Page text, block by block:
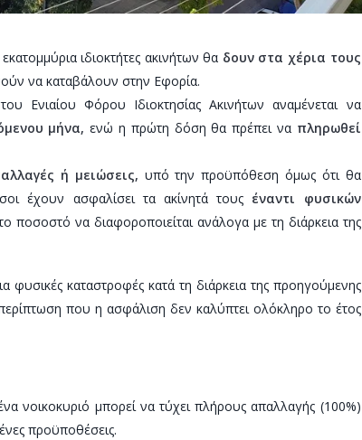
ιδιοκτήτες ακινήτων θα δουν στα χέρια τους
να καταβάλουν στην Εφορία.
Ενιαίου Φόρου Ιδιοκτησίας Ακινήτων αναμένεται να
μήνα, ενώ η πρώτη δόση θα πρέπει να πληρωθεί
ή μειώσεις, υπό την προϋπόθεση όμως ότι θα
έχουν ασφαλίσει τα ακίνητά τους έναντι φυσικών
ποσοστό να διαφοροποιείται ανάλογα με τη διάρκεια της
φυσικές καταστροφές κατά τη διάρκεια της προηγούμενης
που η ασφάλιση δεν καλύπτει ολόκληρο το έτος
νοικοκυριό μπορεί να τύχει πλήρους απαλλαγής (100%)
προϋποθέσεις.